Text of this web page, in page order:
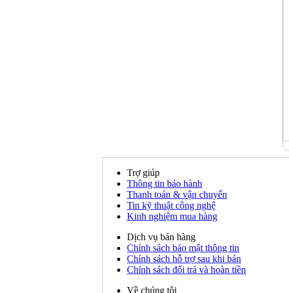
Trợ giúp
Thông tin bảo hành
Thanh toán & vận chuyển
Tin kỹ thuật công nghệ
Kinh nghiệm mua hàng
Dịch vụ bán hàng
Chính sách bảo mật thông tin
Chính sách hỗ trợ sau khi bán
Chính sách đổi trả và hoàn tiền
Về chúng tôi